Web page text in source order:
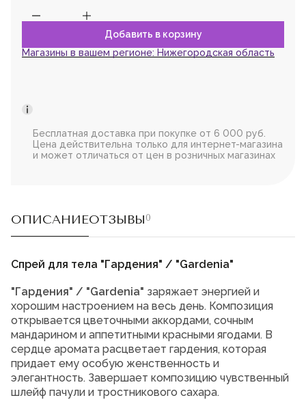
Магазины в вашем регионе: Нижегородская область
Бесплатная доставка при покупке от 6 000 руб.
Цена действительна только для интернет-магазина
и может отличаться от цен в розничных магазинах
ОПИСАНИЕОТЗЫВЫ0
Спрей для тела "Гардения" / "Gardenia"
"Гардения" / "Gardenia" заряжает энергией и
хорошим настроением на весь день. Композиция
открывается цветочными аккордами, сочным
мандарином и аппетитными красными ягодами. В
сердце аромата расцветает гардения, которая
придает ему особую женственность и
элегантность. Завершает композицию чувственный
шлейф пачули и тростникового сахара.